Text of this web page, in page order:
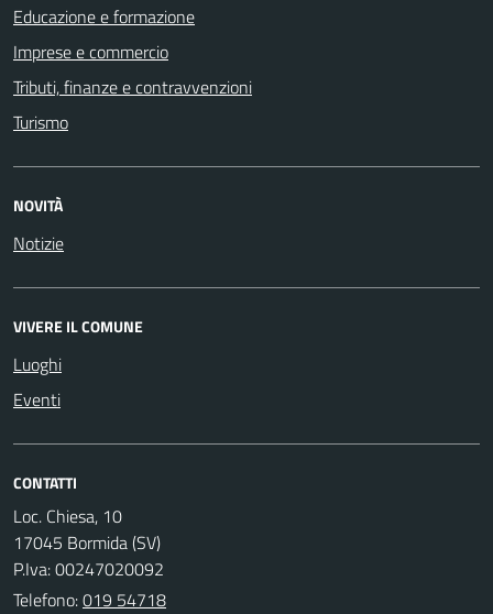
Educazione e formazione
Imprese e commercio
Tributi, finanze e contravvenzioni
Turismo
NOVITÀ
Notizie
VIVERE IL COMUNE
Luoghi
Eventi
CONTATTI
Loc. Chiesa, 10
17045 Bormida (SV)
P.Iva: 00247020092
Telefono:019 54718